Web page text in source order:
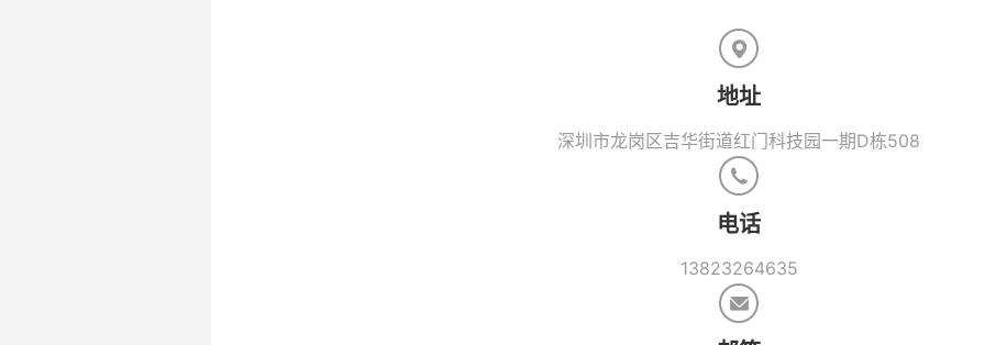
地址
深圳市龙岗区吉华街道红门科技园一期D栋508
电话
13823264635